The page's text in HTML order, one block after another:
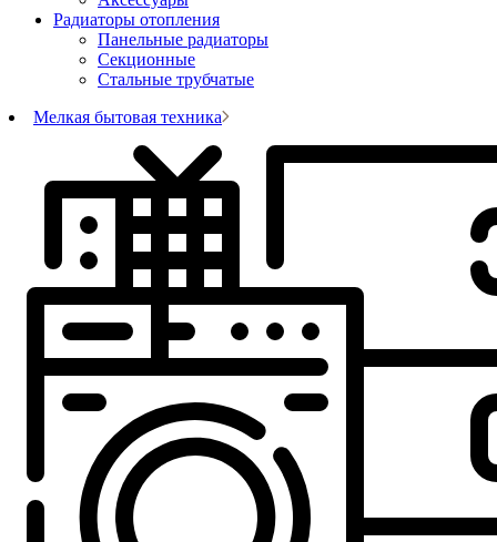
Радиаторы отопления
Панельные радиаторы
Секционные
Стальные трубчатые
Мелкая бытовая техника